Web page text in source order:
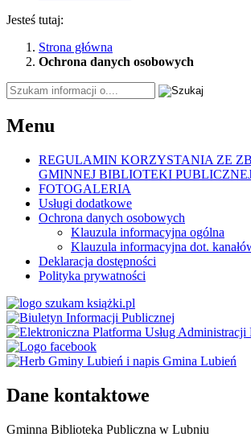
Jesteś tutaj:
Strona główna
Ochrona danych osobowych
Tutaj
wpisz
szukaną
frazę:
Menu
REGULAMIN KORZYSTANIA ZE
GMINNEJ BIBLIOTEKI
FOTOGALERIA
Usługi dodatkowe
Ochrona danych osobowych
Klauzula informacyjna ogólna
Klauzula informacyjna dot.
Deklaracja dostępności
Polityka prywatności
Dane kontaktowe
Gminna Biblioteka Publiczna w Lubniu